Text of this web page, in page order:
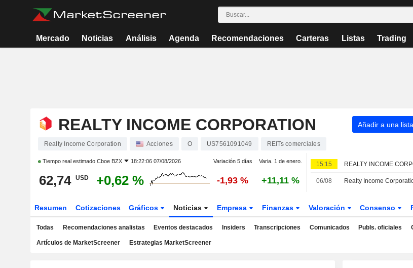
Mercado Noticias Análisis Agenda Recomendaciones Carteras Listas Trading
REALTY INCOME CORPORATION Añadir a una lista
Realty Income Corporation Acciones O US7561091049 REITs comerciales
Tiempo real estimado Cboe BZX 18:22:06 07/08/2026 Variación 5 días Varia. 1 de enero.
62,74 USD +0,62 % -1,93 % +11,11 %
15:15
06/08
Resumen Cotizaciones Gráficos Noticias Empresa Finanzas Valoración Consenso
Todas Recomendaciones analistas Eventos destacados Insiders Transcripciones Comunicados Publs. oficiales
Artículos de MarketScreener Estrategias MarketScreener